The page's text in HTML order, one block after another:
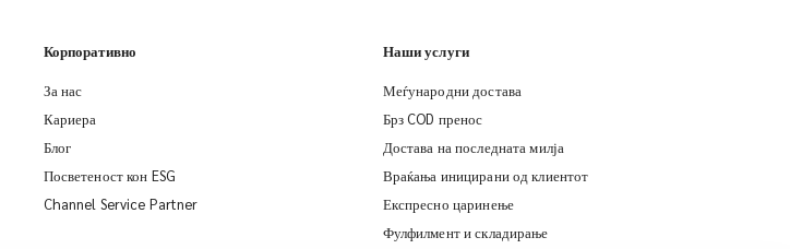
Корпоративно
За нас
Кариера
Блог
Посветеност кон ESG
Channel Service Partner
Наши услуги
Меѓународни достава
Брз COD пренос
Достава на последната милја
Враќања иницирани од клиентот
Експресно царинење
Фулфилмент и складирање
iMile Chat